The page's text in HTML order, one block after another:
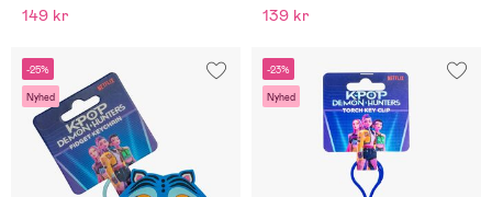
149 kr 139 kr
-25%
Nyhed
-23%
Nyhed